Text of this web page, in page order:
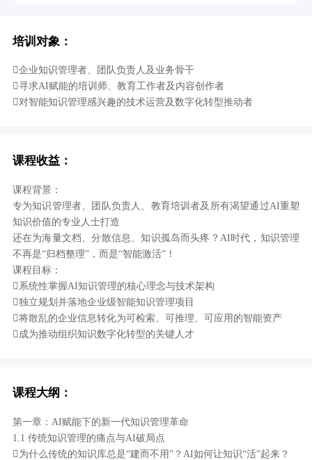
培训对象：
企业知识管理者、团队负责人及业务骨干
寻求AI赋能的培训师、教育工作者及内容创作者
对智能知识管理感兴趣的技术运营及数字化转型推动者
课程收益：
课程背景：
专为知识管理者、团队负责人、教育培训者及所有渴望通过AI重塑
知识价值的专业人士打造
还在为海量文档、分散信息、知识孤岛而头疼？AI时代，知识管理
不再是“归档整理”，而是“智能激活”！
课程目标：
系统性掌握AI知识管理的核心理念与技术架构
独立规划并落地企业级智能知识管理项目
将散乱的企业信息转化为可检索、可推理、可应用的智能资产
成为推动组织知识数字化转型的关键人才
课程大纲：
第一章：AI赋能下的新一代知识管理革命
1.1 传统知识管理的痛点与AI破局点
为什么传统的知识库总是“建而不用”？AI如何让知识“活”起来？